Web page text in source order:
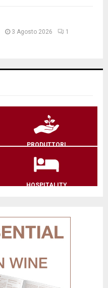
3 Agosto 2026 1
PRODUTTORI
HOSPITALITY